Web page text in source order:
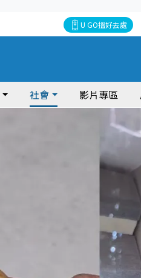
U GO搵好去處
社會 影片專區